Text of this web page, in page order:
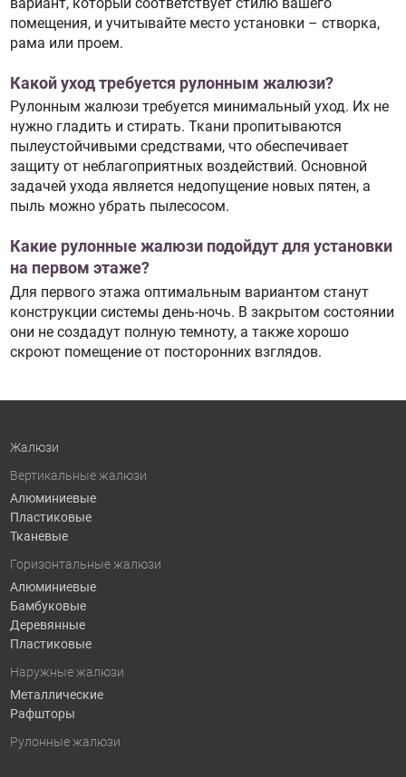
помещения, и учитывайте место установки – створка,
рама или проем.
Какой уход требуется рулонным жалюзи?
Рулонным жалюзи требуется минимальный уход. Их не
нужно гладить и стирать. Ткани пропитываются
пылеустойчивыми средствами, что обеспечивает
защиту от неблагоприятных воздействий. Основной
задачей ухода является недопущение новых пятен, а
пыль можно убрать пылесосом.
Какие рулонные жалюзи подойдут для установки
на первом этаже?
Для первого этажа оптимальным вариантом станут
конструкции системы день-ночь. В закрытом состоянии
они не создадут полную темноту, а также хорошо
скроют помещение от посторонних взглядов.
Жалюзи
Вертикальные жалюзи
Алюминиевые
Пластиковые
Тканевые
Горизонтальные жалюзи
Алюминиевые
Бамбуковые
Деревянные
Пластиковые
Наружные жалюзи
Металлические
Рафшторы
Рулонные жалюзи